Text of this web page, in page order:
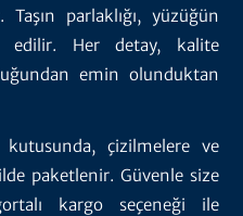
parlaklığı, yüzüğün
Her detay, kalite
emin olunduktan
kutusunda, çizilmelere ve
paketlenir. Güvenle size
kargo seçeneği ile